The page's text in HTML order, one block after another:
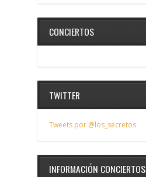
CONCIERTOS
TWITTER
Tweets por @los_secretos
INFORMACIÓN CONCIERTOS